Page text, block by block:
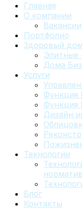
Главная
О компании
Вакансии
Портфолио
Здоровый дом
Элитные
Дома
Услуги
Функция
Функция
Дизайн
Технологии
Блог
Контакты